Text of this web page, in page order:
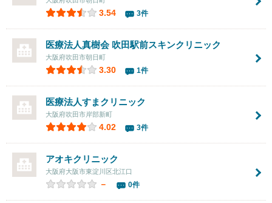
3.54 3件
医療法人真樹会 吹田駅前スキンクリニック
大阪府吹田市朝日町
3.30 1件
医療法人すまクリニック
大阪府吹田市岸部新町
4.02 3件
アオキクリニック
大阪府大阪市東淀川区北江口
－ 0件